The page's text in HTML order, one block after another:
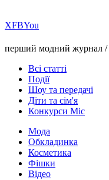
ХFBYou
перший модний журнал /
Всі статті
Події
Шоу та передачі
Діти та сім'я
Конкурси Міс
Мода
Обкладинка
Косметика
Фішки
Відео